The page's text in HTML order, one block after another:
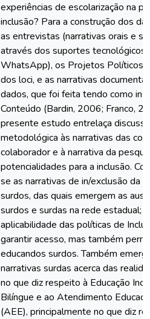
experiências de escolarização na
inclusão? Para a construção dos
as entrevistas (narrativas orais e
através dos suportes tecnológicos
WhatsApp), os Projetos Políticos
dos loci, e as narrativas
dados, que foi feita tendo como
Conteúdo (Bardin, 2006; Franco,
presente estudo entrelaça
metodológica às narrativas das
colaborador e à narrativa da
potencialidades para a inclusão.
se as narrativas de in/exclusão da
surdos, das quais emergem as
surdos e surdas na rede estadual;
aplicabilidade das políticas de
garantir acesso, mas também
educandos surdos. Também
narrativas surdas acerca das
no que diz respeito à Educação
Bilíngue e ao Atendimento
(AEE), principalmente no que diz